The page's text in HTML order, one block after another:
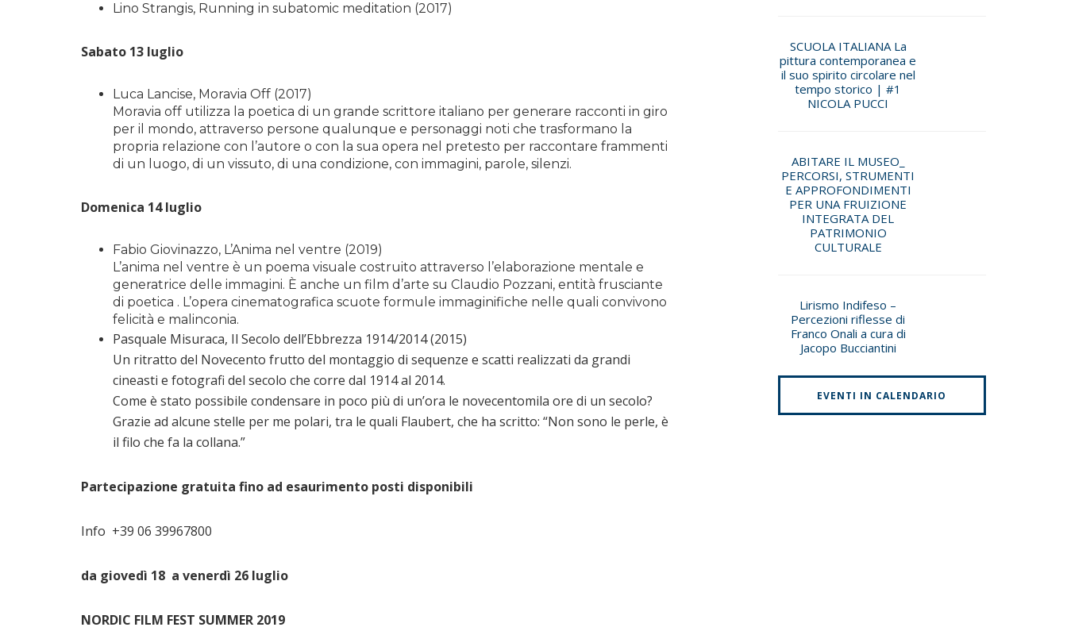
Lino Strangis, Running in subatomic meditation (2017)
Sabato 13 luglio
Luca Lancise, Moravia Off (2017)
Moravia off utilizza la poetica di un grande scrittore italiano per generare racconti in giro
per il mondo, attraverso persone qualunque e personaggi noti che trasformano la
propria relazione con l’autore o con la sua opera nel pretesto per raccontare frammenti
di un luogo, di un vissuto, di una condizione, con immagini, parole, silenzi.
Domenica 14 luglio
Fabio Giovinazzo, L’Anima nel ventre (2019)
L’anima nel ventre è un poema visuale costruito attraverso l’elaborazione mentale e
generatrice delle immagini. È anche un film d’arte su Claudio Pozzani, entità frusciante
di poetica . L’opera cinematografica scuote formule immaginifiche nelle quali convivono
felicità e malinconia.
Pasquale Misuraca, Il Secolo dell’Ebbrezza 1914/2014 (2015)
Un ritratto del Novecento frutto del montaggio di sequenze e scatti realizzati da grandi
cineasti e fotografi del secolo che corre dal 1914 al 2014.
Come è stato possibile condensare in poco più di un’ora le novecentomila ore di un secolo?
Grazie ad alcune stelle per me polari, tra le quali Flaubert, che ha scritto: “Non sono le perle, è
il filo che fa la collana.”
Partecipazione gratuita fino ad esaurimento posti disponibili
Info +39 06 39967800
da giovedì 18 a venerdì 26 luglio
NORDIC FILM FEST SUMMER 2019
SCUOLA ITALIANA La
pittura contemporanea e
il suo spirito circolare nel
tempo storico | #1
NICOLA PUCCI
ABITARE IL MUSEO_
PERCORSI, STRUMENTI
E APPROFONDIMENTI
PER UNA FRUIZIONE
INTEGRATA DEL
PATRIMONIO
CULTURALE
Lirismo Indifeso –
Percezioni riflesse di
Franco Onali a cura di
Jacopo Bucciantini
EVENTI IN CALENDARIO